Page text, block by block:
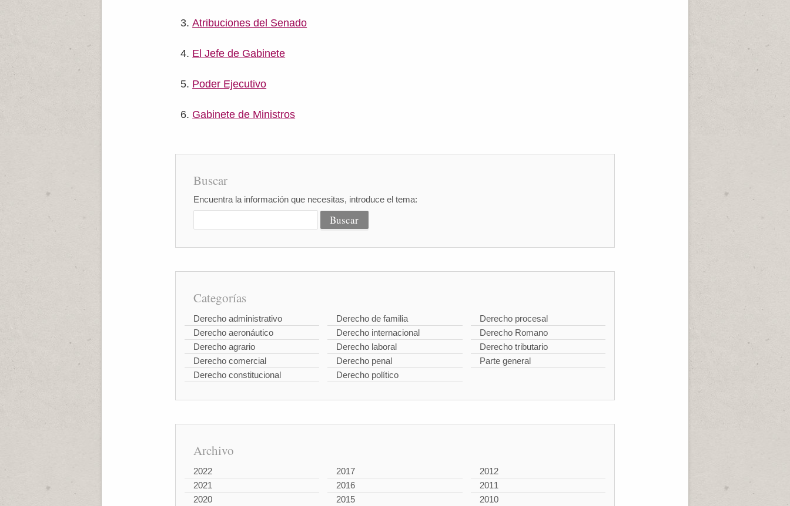
Atribuciones del Senado
El Jefe de Gabinete
Poder Ejecutivo
Gabinete de Ministros
Buscar
Encuentra la información que necesitas, introduce el tema:
Categorías
Derecho administrativo
Derecho aeronáutico
Derecho agrario
Derecho comercial
Derecho constitucional
Derecho de familia
Derecho internacional
Derecho laboral
Derecho penal
Derecho político
Derecho procesal
Derecho Romano
Derecho tributario
Parte general
Archivo
2022
2021
2020
2017
2016
2015
2012
2011
2010